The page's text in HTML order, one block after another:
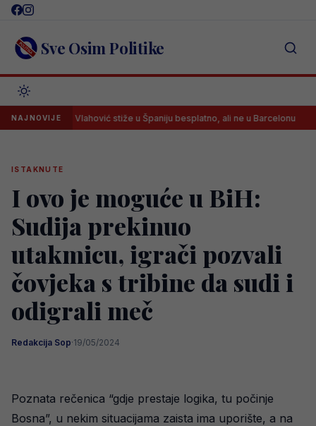
Skip
content Sve Osim Politike
NAJNOVIJE
Vlahović stiže u Španiju besplatno, ali ne u Barcelonu
ISTAKNUTE
I ovo je moguće u BiH:
Sudija prekinuo
utakmicu, igrači pozvali
čovjeka s tribine da sudi i
odigrali meč
Redakcija Sop·19/05/2024
Poznata rečenica “gdje prestaje logika, tu počinje
Bosna”, u nekim situacijama zaista ima uporište, a na